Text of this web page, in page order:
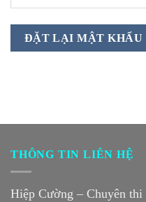
ĐẶT LẠI MẬT KHẨU
THÔNG TIN LIÊN HỆ
Hiệp Cường – Chuyên